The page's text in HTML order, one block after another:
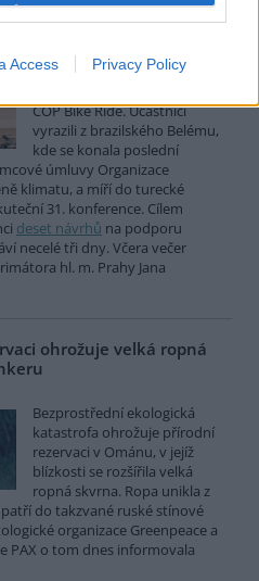
Access Privacy Policy
Do Prahy dnes dorazili jezdci
COP Bike Ride. Účastníci
vyrazili z brazilského Belému,
kde se konala poslední
úmluvy Organizace
klimatu, a míří do turecké
31. konference. Cílem
deset návrhů na podporu
necelé tři dny. Včera večer
hl. m. Prahy Jana
ohrožuje velká ropná
Bezprostřední ekologická
katastrofa ohrožuje přírodní
rezervaci v Ománu, v jejíž
blízkosti se rozšířila velká
ropná skvrna. Ropa unikla z
do takzvané ruské stínové
organizace Greenpeace a
PAX o tom dnes informovala